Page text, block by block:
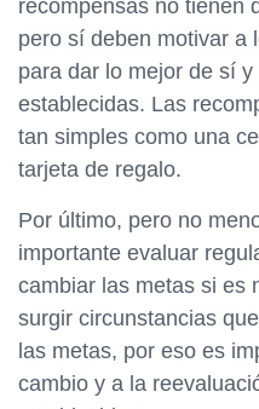
recompensas no tienen
pero sí deben motivar a
para dar lo mejor de sí
establecidas. Las
tan simples como una
tarjeta de regalo.
Por último, pero no
importante evaluar
cambiar las metas si es
surgir circunstancias
las metas, por eso es
cambio y a la